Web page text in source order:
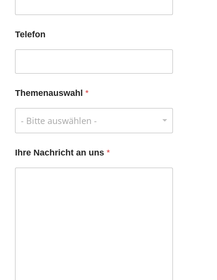
Telefon
Themenauswahl *
- Bitte auswählen -
Ihre Nachricht an uns *